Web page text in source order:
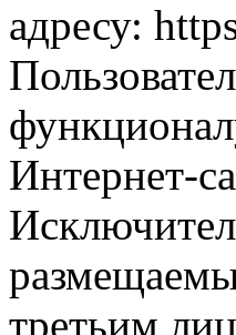
адресу:
Интернет-
третьим